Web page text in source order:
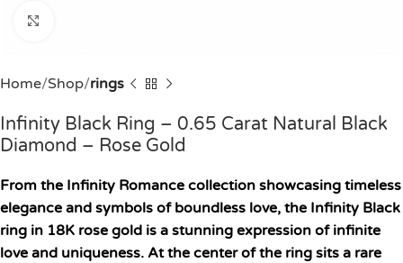
Home Shop rings
Infinity Black Ring – 0.65 Carat Natural Black
Diamond – Rose Gold
From the Infinity Romance collection showcasing timeless
elegance and symbols of boundless love, the Infinity Black
ring in 18K rose gold is a stunning expression of infinite
love and uniqueness. At the center of the ring sits a rare